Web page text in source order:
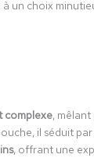
à un choix
complexe, mêlant
il séduit
, offrant une